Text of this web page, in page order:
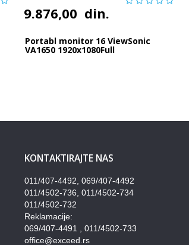
9.876,00 din.
Portabl monitor 16 ViewSonic
VA1650 1920x1080Full
KONTAKTIRAJTE NAS
011/407-4492, 069/407-4492
011/4502-736, 011/4502-734
011/4502-732
Reklamacije:
069/407-4491 , 011/4502-733
office@exceed.rs